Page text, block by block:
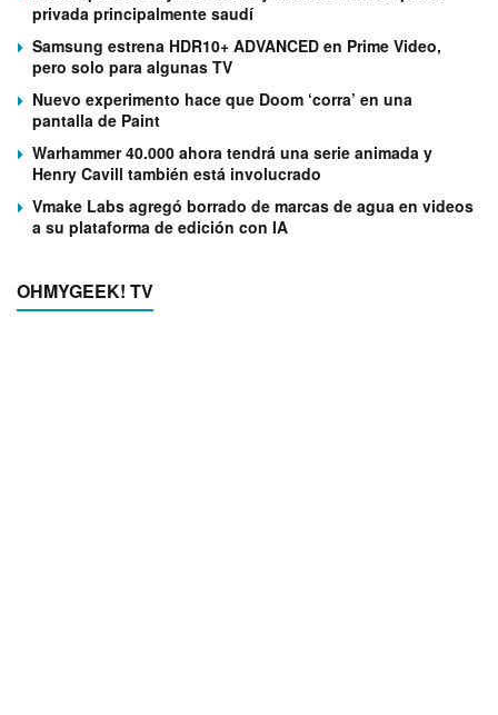
privada principalmente saudí
Samsung estrena HDR10+ ADVANCED en Prime Video,
pero solo para algunas TV
Nuevo experimento hace que Doom ‘corra’ en una
pantalla de Paint
Warhammer 40.000 ahora tendrá una serie animada y
Henry Cavill también está involucrado
Vmake Labs agregó borrado de marcas de agua en videos
a su plataforma de edición con IA
OHMYGEEK! TV